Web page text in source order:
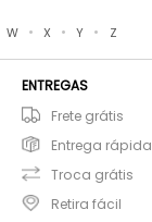
W • X • Y • Z
ENTREGAS
Frete grátis
Entrega rápida
Troca grátis
Retira fácil